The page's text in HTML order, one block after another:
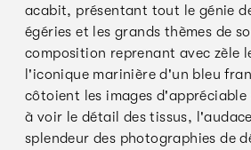
acabit, présentant tout le génie
égéries et les grands thèmes de
composition reprenant avec zèle
l'iconique marinière d'un bleu
côtoient les images d'appréciable
à voir le détail des tissus,
splendeur des photographies de